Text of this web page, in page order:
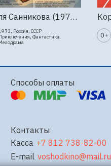
Земля Санникова (1973, Мосфильм)
Россия, СССР
Фантастика,
0 +
Способы оплаты
Контакты
Касса +7 812 738-82-00
E-mail voshodkino@mail.ru